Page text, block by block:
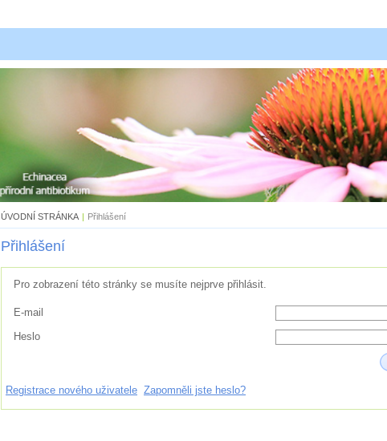
ÚVODNÍ STRÁNKA | Přihlášení
Přihlášení
Pro zobrazení této stránky se musíte nejprve přihlásit.
E-mail
Heslo
Registrace nového uživatele Zapomněli jste heslo?